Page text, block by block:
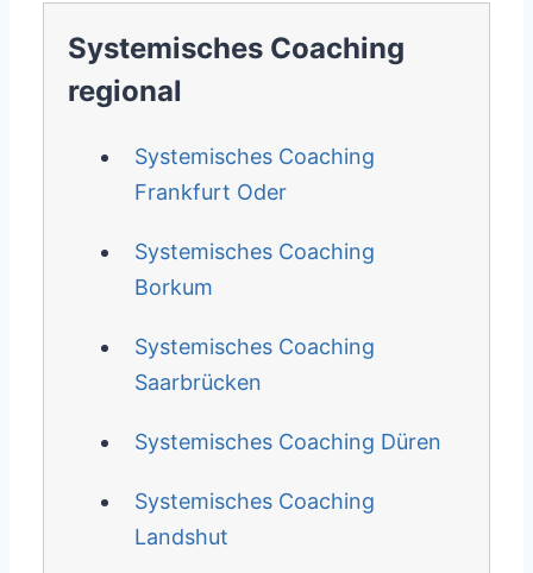
Systemisches Coaching
regional
Systemisches Coaching
Frankfurt Oder
Systemisches Coaching
Borkum
Systemisches Coaching
Saarbrücken
Systemisches Coaching Düren
Systemisches Coaching
Landshut